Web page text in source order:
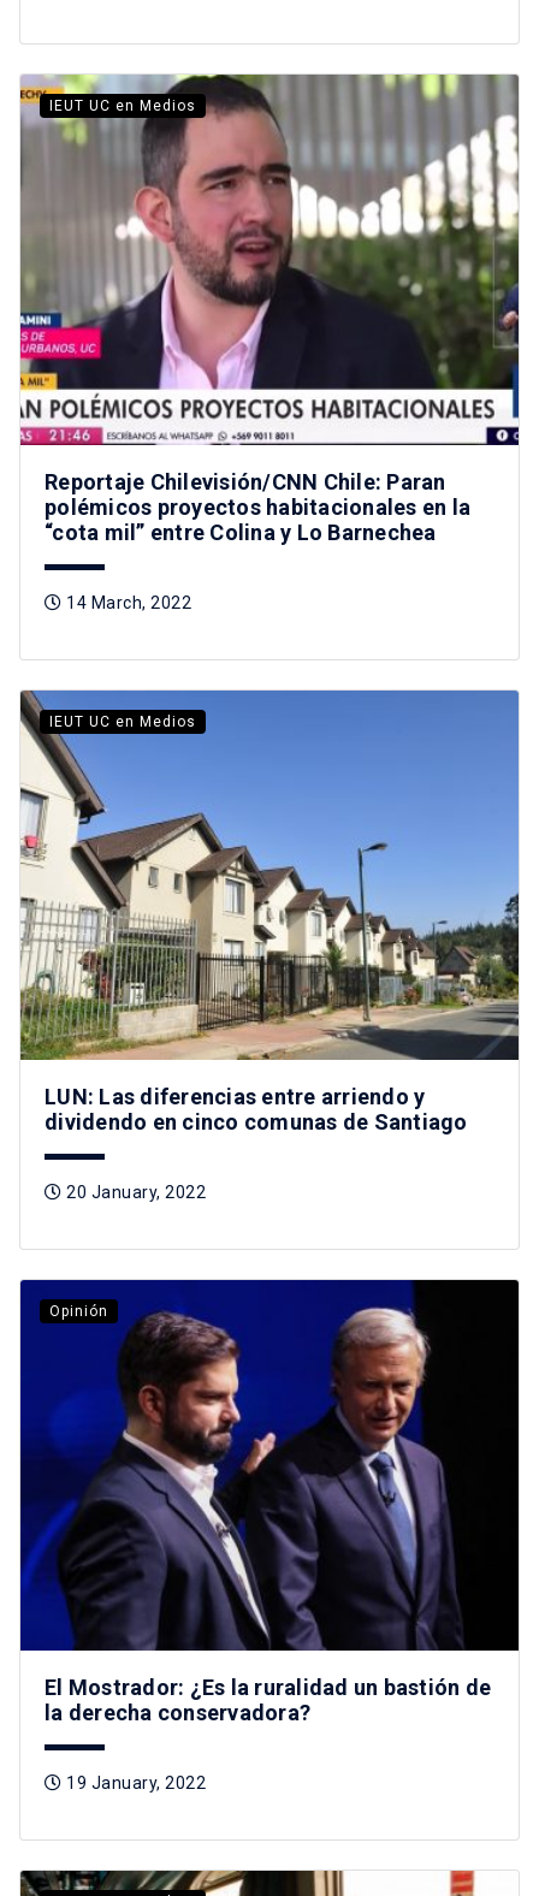
IEUT UC en Medios
Reportaje Chilevisión/CNN Chile: Paran
polémicos proyectos habitacionales en la
“cota mil” entre Colina y Lo Barnechea
14 March, 2022
IEUT UC en Medios
LUN: Las diferencias entre arriendo y
dividendo en cinco comunas de Santiago
20 January, 2022
Opinión
El Mostrador: ¿Es la ruralidad un bastión de
la derecha conservadora?
19 January, 2022